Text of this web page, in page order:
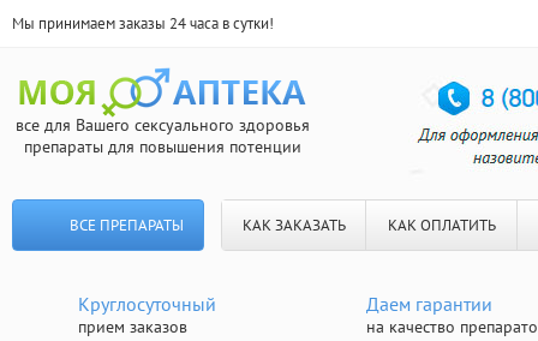
Мы принимаем заказы 24 часа в сутки!
все для Вашего сексуального здоровья
препараты для повышения потенции
ВСЕ ПРЕПАРАТЫ КАК ЗАКАЗАТЬ КАК ОПЛАТИТЬ
Круглосуточный
прием заказов
Даем гарантии
на качество